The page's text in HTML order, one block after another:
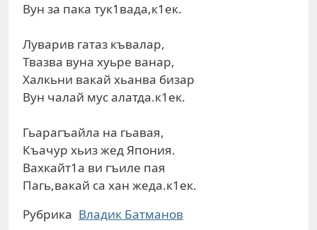
Вун за пака тук1вада,к1ек.
Луварив гатаз къвалар,
Твазва вуна хуьре ванар,
Халкьни вакай хьанва бизар
Вун чалай мус алатда.к1ек.
Гьарагъайла на гьавая,
Къачур хьиз жед Япония.
Вахкайт1а ви гъиле пая
Пагь,вакай са хан жеда.к1ек.
Рубрика Влaдик Батманов